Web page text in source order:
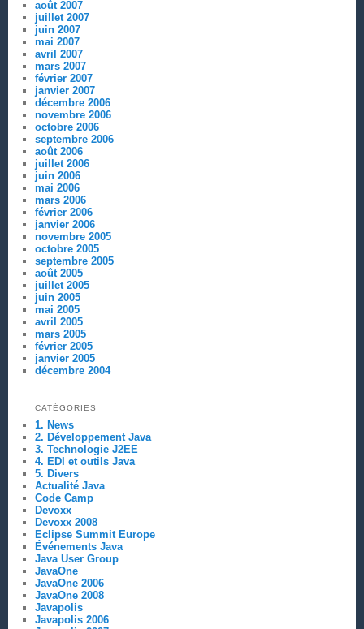
août 2007
juillet 2007
juin 2007
mai 2007
avril 2007
mars 2007
février 2007
janvier 2007
décembre 2006
novembre 2006
octobre 2006
septembre 2006
août 2006
juillet 2006
juin 2006
mai 2006
mars 2006
février 2006
janvier 2006
novembre 2005
octobre 2005
septembre 2005
août 2005
juillet 2005
juin 2005
mai 2005
avril 2005
mars 2005
février 2005
janvier 2005
décembre 2004
CATÉGORIES
1. News
2. Développement Java
3. Technologie J2EE
4. EDI et outils Java
5. Divers
Actualité Java
Code Camp
Devoxx
Devoxx 2008
Eclipse Summit Europe
Événements Java
Java User Group
JavaOne
JavaOne 2006
JavaOne 2008
Javapolis
Javapolis 2006